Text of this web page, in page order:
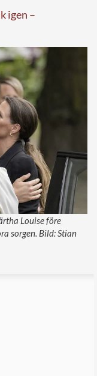
igen –
Louise före
sorgen. Bild: Stian